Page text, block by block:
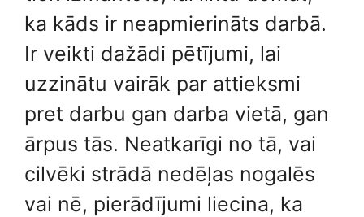
ka kāds ir neapmierināts darbā.
Ir veikti dažādi pētījumi, lai
uzzinātu vairāk par attieksmi
pret darbu gan darba vietā, gan
ārpus tās. Neatkarīgi no tā, vai
cilvēki strādā nedēļas nogalēs
vai nē, pierādījumi liecina, ka